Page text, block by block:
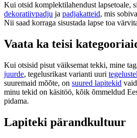
Kui otsid komplektilahendust lapsetoale,
dekoratiivpadju ja padjakatteid, mis
Nii saad korraga sisustada lapse toa
Vaata ka teisi
Kui otsisid pisut väiksemat tekki, mine
juurde, tegelusrikast varianti uuri
suuremaid mõõte, on suured lapitekid
minu tekid on käsitöö, kõik õmmeldud
pidama.
Lapiteki pärandkultuur